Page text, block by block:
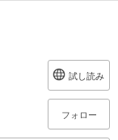
試し読み
フォロー